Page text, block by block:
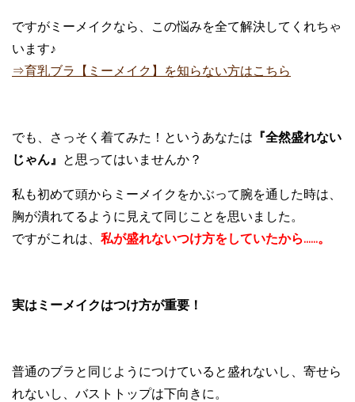
ですがミーメイクなら、この悩みを全て解決してくれちゃ
います♪
⇒育乳ブラ【ミーメイク】を知らない方はこちら
でも、さっそく着てみた！というあなたは 『全然盛れない
じゃん』 と思ってはいませんか？
私も初めて頭からミーメイクをかぶって腕を通した時は、
胸が潰れてるように見えて同じことを思いました。
ですがこれは、 私が盛れないつけ方をしていたから……。
実はミーメイクはつけ方が重要！
普通のブラと同じようにつけていると盛れないし、寄せら
れないし、バストトップは下向きに。